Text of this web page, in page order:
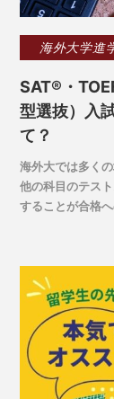
海外大学進
SAT®・
型選抜）入
て？
海外大では多く
他の科目のテス
することが合格
も各種テストス
大のどちらを志
関する基本情報